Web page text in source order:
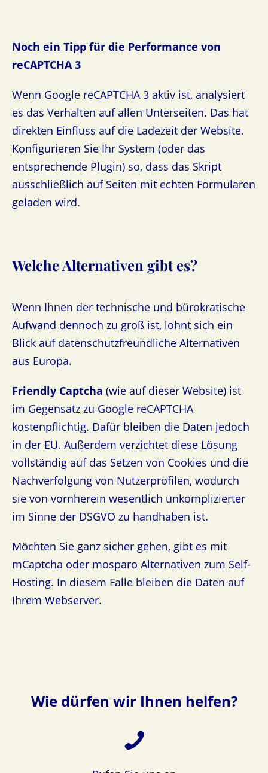
Noch ein Tipp für die Performance von
reCAPTCHA 3
Wenn Google reCAPTCHA 3 aktiv ist, analysiert
es das Verhalten auf allen Unterseiten. Das hat
direkten Einfluss auf die Ladezeit der Website.
Konfigurieren Sie Ihr System (oder das
entsprechende Plugin) so, dass das Skript
ausschließlich auf Seiten mit echten Formularen
geladen wird.
Welche Alternativen gibt es?
Wenn Ihnen der technische und bürokratische
Aufwand dennoch zu groß ist, lohnt sich ein
Blick auf datenschutzfreundliche Alternativen
aus Europa.
Friendly Captcha (wie auf dieser Website) ist
im Gegensatz zu Google reCAPTCHA
kostenpflichtig. Dafür bleiben die Daten jedoch
in der EU. Außerdem verzichtet diese Lösung
vollständig auf das Setzen von Cookies und die
Nachverfolgung von Nutzerprofilen, wodurch
sie von vornherein wesentlich unkomplizierter
im Sinne der DSGVO zu handhaben ist.
Möchten Sie ganz sicher gehen, gibt es mit
mCaptcha oder mosparo Alternativen zum Self-
Hosting. In diesem Falle bleiben die Daten auf
Ihrem Webserver.
Wie dürfen wir Ihnen helfen?